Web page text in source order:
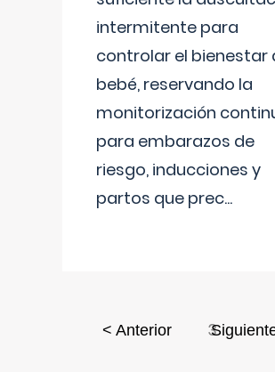
intermitente para
controlar el bienestar
bebé, reservando la
monitorización
para embarazos de
riesgo, inducciones y
partos que prec...
< Anterior 3